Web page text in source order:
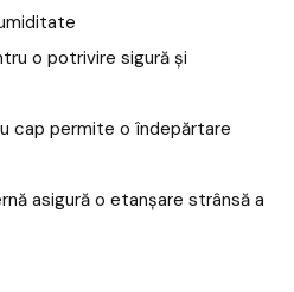
o potrivire sigură și
cap permite o îndepărtare
asigură o etanșare strânsă a